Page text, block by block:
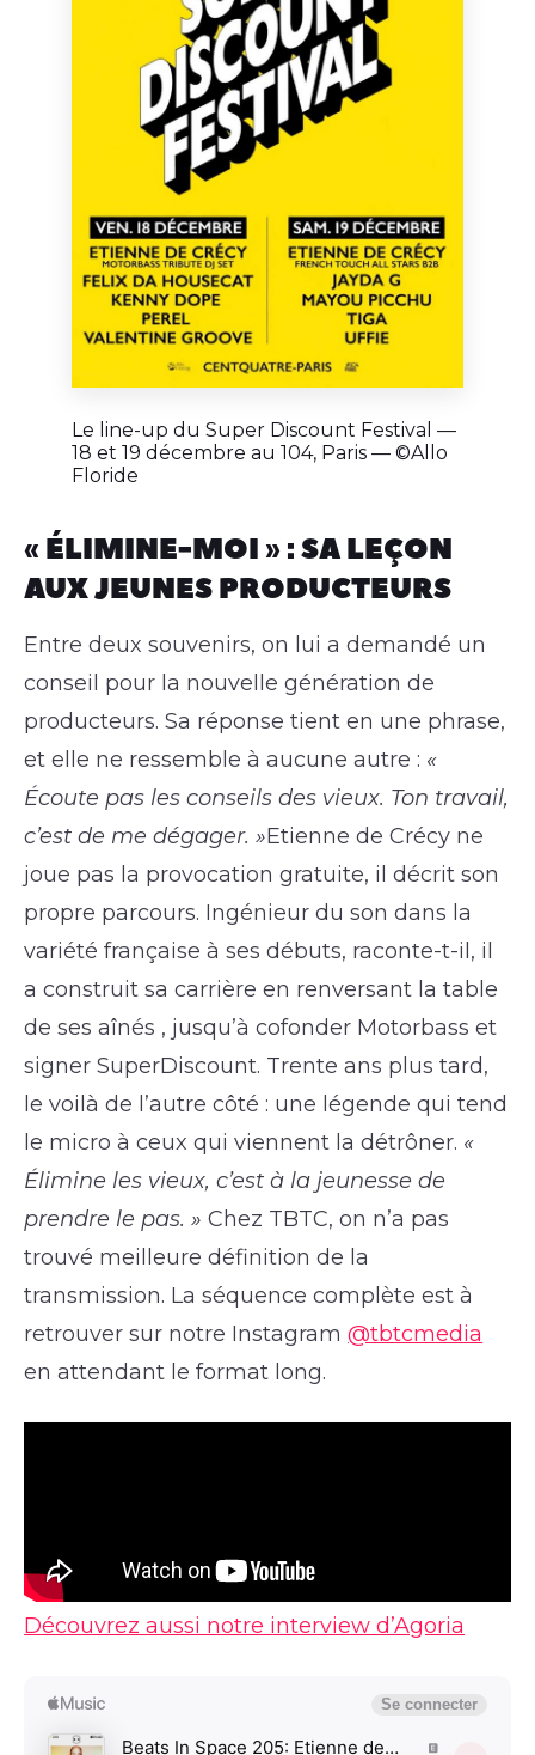
Le line-up du Super Discount Festival —
18 et 19 décembre au 104, Paris — ©Allo
Floride
« ÉLIMINE-MOI » : SA LEÇON
AUX JEUNES PRODUCTEURS
Entre deux souvenirs, on lui a demandé un
conseil pour la nouvelle génération de
producteurs. Sa réponse tient en une phrase,
et elle ne ressemble à aucune autre : «
Écoute pas les conseils des vieux. Ton travail,
c’est de me dégager. »Etienne de Crécy ne
joue pas la provocation gratuite, il décrit son
propre parcours. Ingénieur du son dans la
variété française à ses débuts, raconte-t-il, il
a construit sa carrière en renversant la table
de ses aînés , jusqu’à cofonder Motorbass et
signer SuperDiscount. Trente ans plus tard,
le voilà de l’autre côté : une légende qui tend
le micro à ceux qui viennent la détrôner. «
Élimine les vieux, c’est à la jeunesse de
prendre le pas. » Chez TBTC, on n’a pas
trouvé meilleure définition de la
transmission. La séquence complète est à
retrouver sur notre Instagram@tbtcmedia
en attendant le format long.
Découvrez aussi notre interview d’Agoria